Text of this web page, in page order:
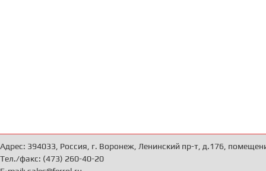
Адрес: 394033, Россия, г. Воронеж, Ленинский пр-т, д.176,
Тел./факс: (473) 260-40-20